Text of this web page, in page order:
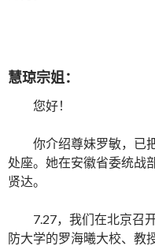
慧琼宗姐：
您好！
你介绍尊妹罗敏，已
处座。她在安徽省委统战
贤达。
7.27，我们在北京召
防大学的罗海曦大校、教